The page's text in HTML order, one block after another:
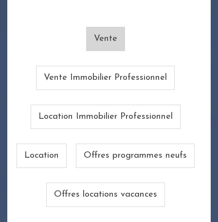
Vente
Vente Immobilier Professionnel
Location Immobilier Professionnel
Location Offres programmes neufs
Offres locations vacances